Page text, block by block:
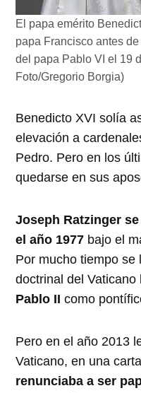
El papa emérito
papa Francisco antes
del papa Pablo VI el 19
Foto/Gregorio Borgia)
Benedicto XVI solía
elevación a
Pedro. Pero en los
quedarse en sus
Joseph Ratzinger
el año 1977 bajo el
Por mucho tiempo se
doctrinal del
Pablo II como
Pero en el año 2013
Vaticano, en una
renunciaba a ser